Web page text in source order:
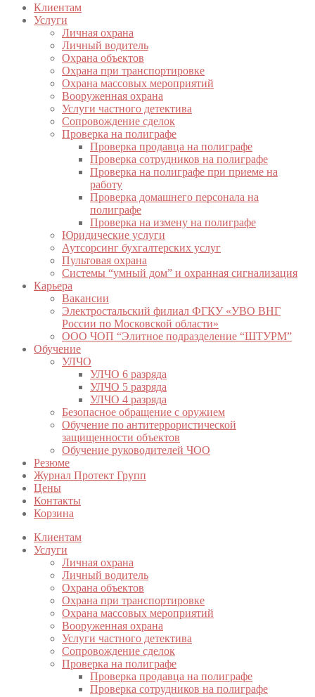
Клиентам
Услуги
Личная охрана
Личный водитель
Охрана объектов
Охрана при транспортировке
Охрана массовых мероприятий
Вооруженная охрана
Услуги частного детектива
Сопровождение сделок
Проверка на полиграфе
Проверка продавца на полиграфе
Проверка сотрудников на полиграфе
Проверка на полиграфе при приеме на
работу
Проверка домашнего персонала на
полиграфе
Проверка на измену на полиграфе
Юридические услуги
Аутсорсинг бухгалтерских услуг
Пультовая охрана
Системы “умный дом” и охранная сигнализация
Карьера
Вакансии
Электростальский филиал ФГКУ «УВО ВНГ
России по Московской области»
ООО ЧОП “Элитное подразделение “ШТУРМ”
Обучение
УЛЧО
УЛЧО 6 разряда
УЛЧО 5 разряда
УЛЧО 4 разряда
Безопасное обращение с оружием
Обучение по антитеррористической
защищенности объектов
Обучение руководителей ЧОО
Резюме
Журнал Протект Групп
Цены
Контакты
Корзина
Клиентам
Услуги
Личная охрана
Личный водитель
Охрана объектов
Охрана при транспортировке
Охрана массовых мероприятий
Вооруженная охрана
Услуги частного детектива
Сопровождение сделок
Проверка на полиграфе
Проверка продавца на полиграфе
Проверка сотрудников на полиграфе